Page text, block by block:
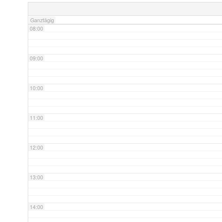
Ganztägig
08:00
09:00
10:00
11:00
12:00
13:00
14:00